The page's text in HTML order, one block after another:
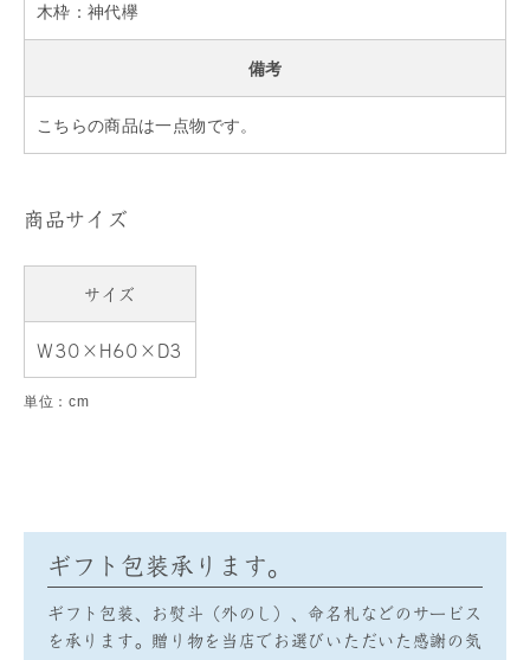
木枠：神代欅
備考
こちらの商品は一点物です。
商品サイズ
サイズ
W30×H60×D3
単位：cm
ギフト包装承ります。
ギフト包装、お熨斗（外のし）、命名札などのサービス
を承ります。贈り物を当店でお選びいただいた感謝の気